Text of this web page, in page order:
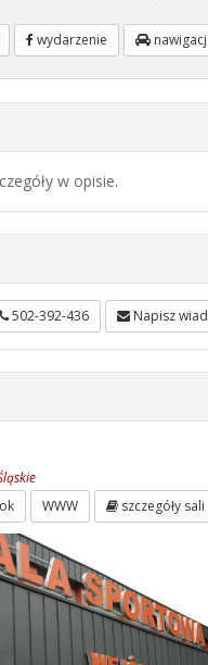
wydarzenie
w opisie.
502-392-436 Napisz
WWW szczegóły sali